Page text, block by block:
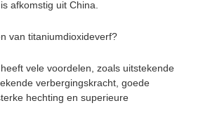
afkomstig uit China.
van titaniumdioxideverf?
vele voordelen, zoals uitstekende
verbergingskracht, goede
hechting en superieure